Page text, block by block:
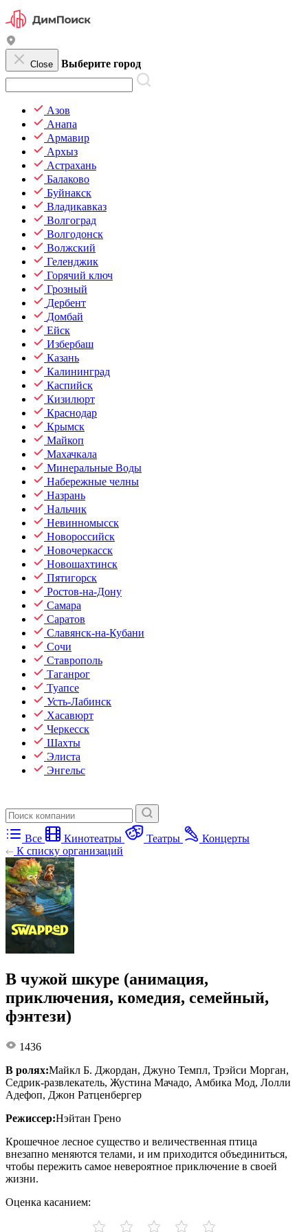
Close Выберите город
Азов
Анапа
Армавир
Архыз
Астрахань
Балаково
Буйнакск
Владикавказ
Волгоград
Волгодонск
Волжский
Геленджик
Горячий ключ
Грозный
Дербент
Домбай
Ейск
Избербаш
Казань
Калининград
Каспийск
Кизилюрт
Краснодар
Крымск
Майкоп
Махачкала
Минеральные Воды
Набережные челны
Назрань
Нальчик
Невинномысск
Новороссийск
Новочеркасск
Новошахтинск
Пятигорск
Ростов-на-Дону
Самара
Саратов
Славянск-на-Кубани
Сочи
Ставрополь
Таганрог
Туапсе
Усть-Лабинск
Хасавюрт
Черкесск
Шахты
Элиста
Энгельс
Все Кинотеатры Театры
Концерты
К списку организаций
В чужой шкуре (анимация,
приключения, комедия, семейный,
фэнтези)
1436
В ролях:Майкл Б. Джордан, Джуно Темпл, Трэйси Морган,
Седрик-развлекатель, Жустина Мачадо, Амбика Мод, Лолли
Адефоп, Джон Ратценбергер
Режиссер:Нэйтан Грено
Крошечное лесное существо и величественная птица
внезапно меняются телами, и им приходится объединиться,
чтобы пережить самое невероятное приключение в своей
жизни.
Оценка касанием: